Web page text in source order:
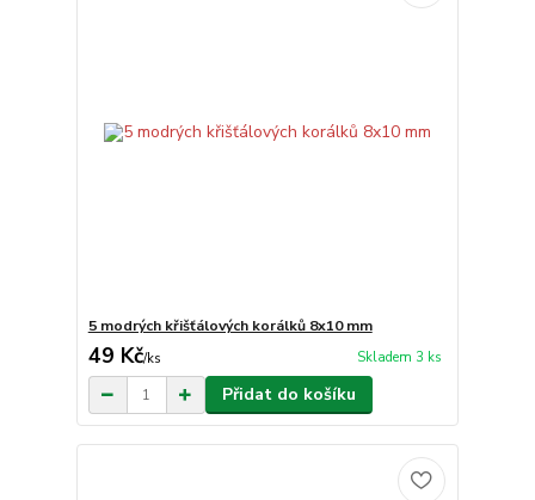
5 modrých křišťálových korálků 8x10 mm
49 Kč/ks Skladem 3 ks
Přidat do košíku